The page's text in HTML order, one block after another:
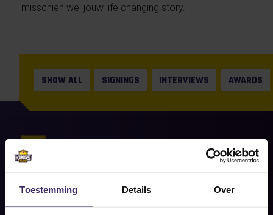
Toestemming Details Over
misschien wel jouw life changing story.
SHOW ALL SIGNINGS INTERVIEWS AWARDS
Apr
Jarna Meulenberg maakt de